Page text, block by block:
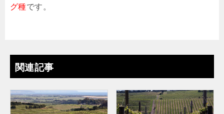
グ種です。
関連記事